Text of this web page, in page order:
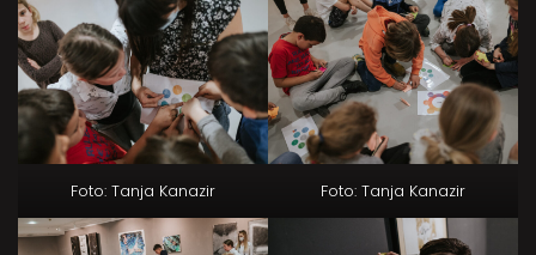
Foto: Tanja Kanazir Foto: Tanja Kanazir